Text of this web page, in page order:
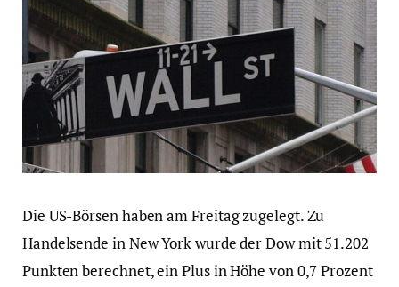
Die US-Börsen haben am Freitag zugelegt. Zu
Handelsende in New York wurde der Dow mit 51.202
Punkten berechnet, ein Plus in Höhe von 0,7 Prozent